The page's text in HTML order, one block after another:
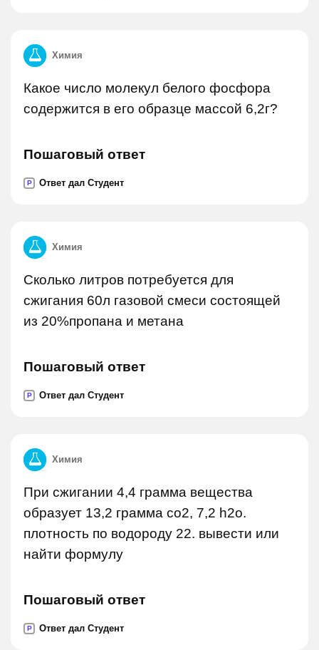
Химия
Какое число молекул белого фосфора
содержится в его образце массой 6,2г?
Пошаговый ответ
P Ответ дал Студент
Химия
Сколько литров потребуется для
сжигания 60л газовой смеси состоящей
из 20%пропана и метана
Пошаговый ответ
P Ответ дал Студент
Химия
При сжигании 4,4 грамма вещества
образует 13,2 грамма co2, 7,2 h2o.
плотность по водороду 22. вывести или
найти формулу
Пошаговый ответ
P Ответ дал Студент